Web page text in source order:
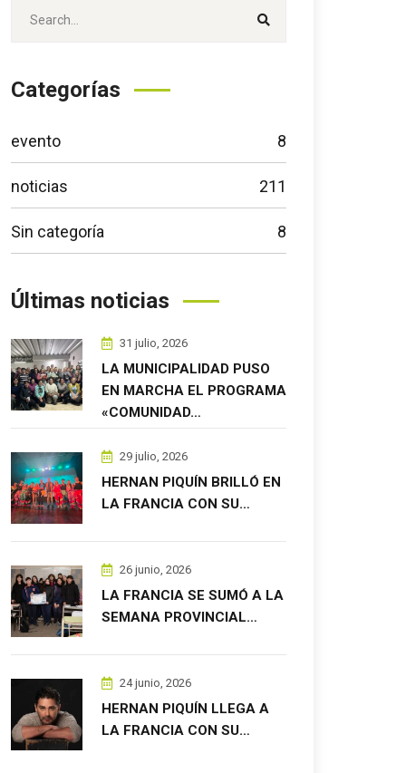
Categorías
evento 8
noticias 211
Sin categoría 8
Últimas noticias
31 julio, 2026
LA MUNICIPALIDAD PUSO
EN MARCHA EL PROGRAMA
«COMUNIDAD…
29 julio, 2026
HERNAN PIQUÍN BRILLÓ EN
LA FRANCIA CON SU…
26 junio, 2026
LA FRANCIA SE SUMÓ A LA
SEMANA PROVINCIAL…
24 junio, 2026
HERNAN PIQUÍN LLEGA A
LA FRANCIA CON SU…